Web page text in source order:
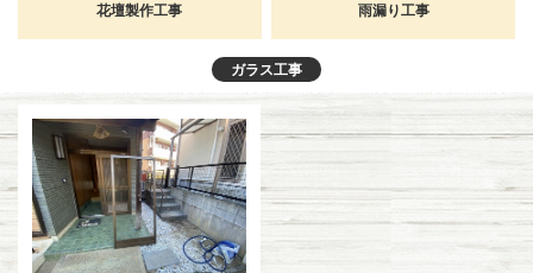
花壇製作工事 雨漏り工事
ガラス工事